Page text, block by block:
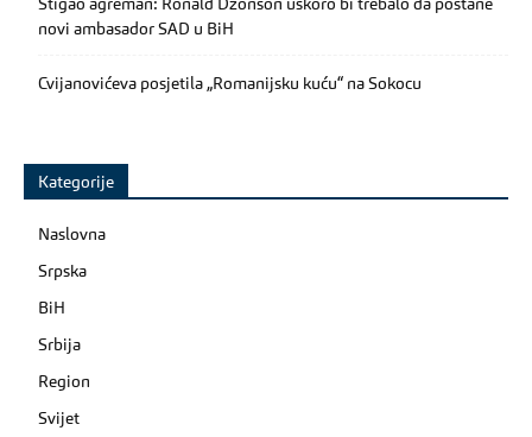
Stigao agreman: Ronald Džonson uskoro bi trebalo da postane
novi ambasador SAD u BiH
Cvijanovićeva posjetila „Romanijsku kuću“ na Sokocu
Kategorije
Naslovna
Srpska
BiH
Srbija
Region
Svijet